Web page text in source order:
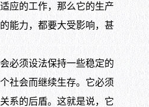
应的工作，那么它的生产
能力，都要大受影响，甚
须设法保持一些稳定的
社会而继续生存。它必须
系的后盾。这就是说，它